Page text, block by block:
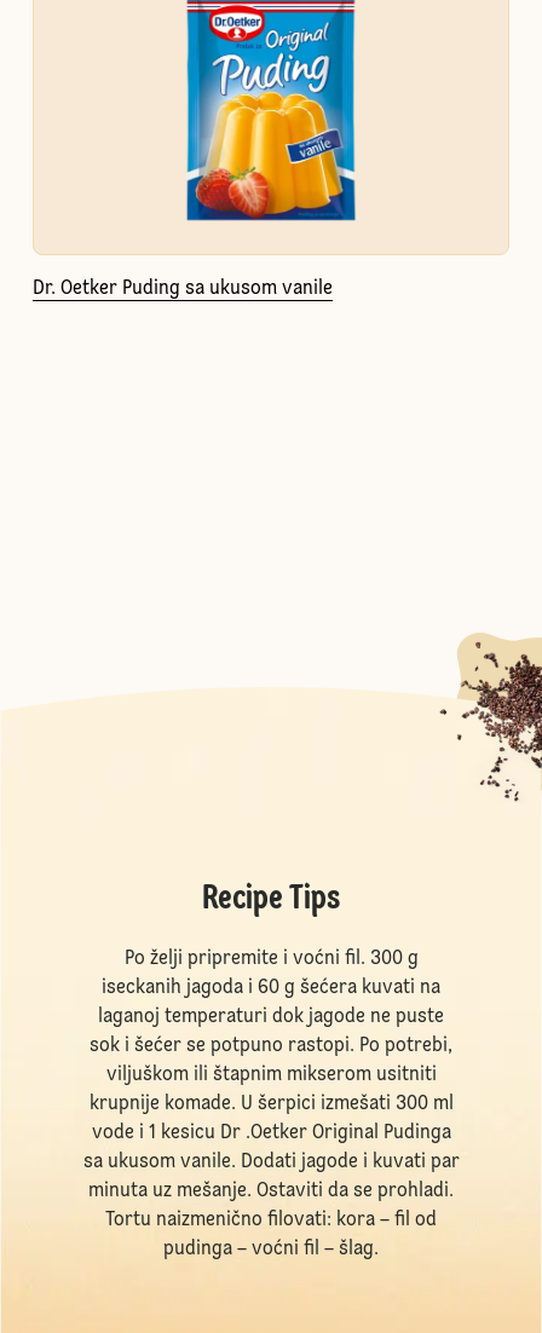
Dr. Oetker Puding sa ukusom vanile
Recipe Tips
Po želji pripremite i voćni fil. 300 g
iseckanih jagoda i 60 g šećera kuvati na
laganoj temperaturi dok jagode ne puste
sok i šećer se potpuno rastopi. Po potrebi,
viljuškom ili štapnim mikserom usitniti
krupnije komade. U šerpici izmešati 300 ml
vode i 1 kesicu Dr .Oetker Original Pudinga
sa ukusom vanile. Dodati jagode i kuvati par
minuta uz mešanje. Ostaviti da se prohladi.
Tortu naizmenično filovati: kora – fil od
pudinga – voćni fil – šlag.